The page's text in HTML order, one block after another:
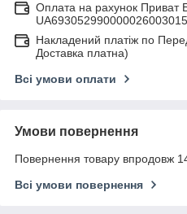
Оплата на рахунок Приват
Накладений платіж по
Доставка платна)
Всі умови оплати
Умови повернення
Повернення товару впродовж
Всі умови повернення